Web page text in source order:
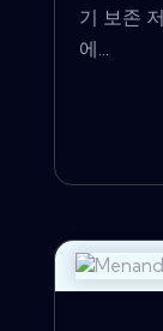
기 보존
에...